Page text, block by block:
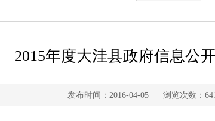
2015年度大洼县政府信息公
发布时间：2016-04-05 浏览次数：